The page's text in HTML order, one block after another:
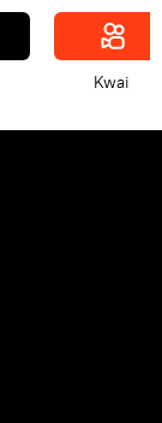
Kwai